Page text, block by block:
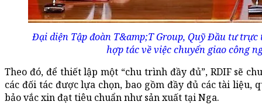
Đại diện Tập đoàn T&amp;T Group, Quỹ Đầu tư
hợp tác về việc chuyển giao công
Theo đó, để thiết lập một “chu trình đầy đủ”, RDIF sẽ
các đối tác được lựa chọn, bao gồm đầy đủ các tài
bảo vắc xin đạt tiêu chuẩn như sản xuất tại Nga.